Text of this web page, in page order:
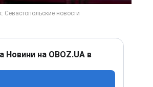
Новини на OBOZ.UA в